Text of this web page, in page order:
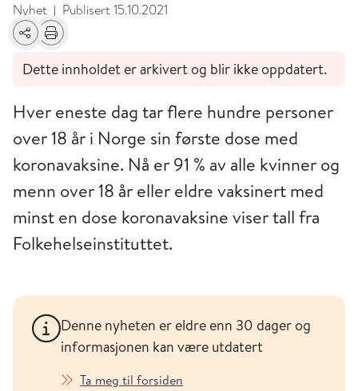
Nyhet | Publisert15.10.2021
Del Skriv ut
Dette innholdet er arkivert og blir ikke oppdatert.
Hver eneste dag tar flere hundre personer
over 18 år i Norge sin første dose med
koronavaksine. Nå er 91 % av alle kvinner og
menn over 18 år eller eldre vaksinert med
minst en dose koronavaksine viser tall fra
Folkehelseinstituttet.
Denne nyheten er eldre enn 30 dager og
informasjonen kan være utdatert
Ta meg til forsiden